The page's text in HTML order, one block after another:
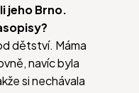
jeho Brno.
dětství. Máma
navíc byla
si nechávala